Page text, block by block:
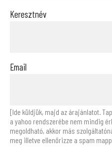
Keresztnév
Email
[Ide küldjük, majd az árajánlatot.
a yahoo rendszerébe nem mindig
megoldható, akkor más
meg illetve ellenőrizze a spam